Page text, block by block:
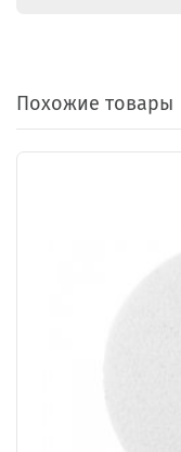
Похожие товары